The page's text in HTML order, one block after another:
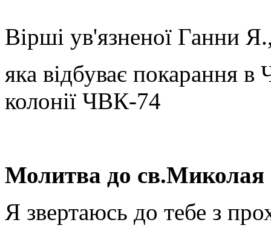
Вірші ув'язненої Ганни
яка відбуває покарання
колонії ЧВК-74
Молитва до св.Миколая
Я звертаюсь до тебе з